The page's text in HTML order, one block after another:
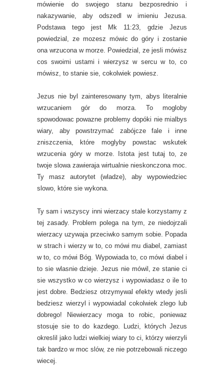
mówienie do swojego stanu bezposrednio i
nakazywanie, aby odszedl w imieniu Jezusa.
Podstawa tego jest Mk 11:23, gdzie Jezus
powiedzial, ze mozesz mówic do góry i zostanie
ona wrzucona w morze. Powiedzial, ze jesli mówisz
cos swoimi ustami i wierzysz w sercu w to, co
mówisz, to stanie sie, cokolwiek powiesz.
Jezus nie byl zainteresowany tym, abys literalnie
wrzucaniem gór do morza. To mogloby
spowodowac powazne problemy dopóki nie mialbys
wiary, aby powstrzymać zabójcze fale i inne
zniszczenia, które moglyby powstac wskutek
wrzucenia góry w morze. Istota jest tutaj to, ze
twoje slowa zawieraja wirtualnie nieskonczona moc.
Ty masz autorytet (wladze), aby wypowiedziec
slowo, które sie wykona.
Ty sam i wszyscy inni wierzacy stale korzystamy z
tej zasady. Problem polega na tym, ze niedojrzali
wierzacy uzywaja przeciwko samym sobie. Popada
w strach i wierzy w to, co mówi mu diabel, zamiast
w to, co mówi Bóg. Wypowiada to, co mówi diabel i
to sie wlasnie dzieje. Jezus nie mówil, ze stanie ci
sie wszystko w co wierzysz i wypowiadasz o ile to
jest dobre. Bedziesz otrzymywal efekty wtedy jesli
bedziesz wierzyl i wypowiadal cokolwiek zlego lub
dobrego! Niewierzacy moga to robic, poniewaz
stosuje sie to do kazdego. Ludzi, których Jezus
okreslil jako ludzi wielkiej wiary to ci, którzy wierzyli
tak bardzo w moc slów, ze nie potrzebowali niczego
wiecej.